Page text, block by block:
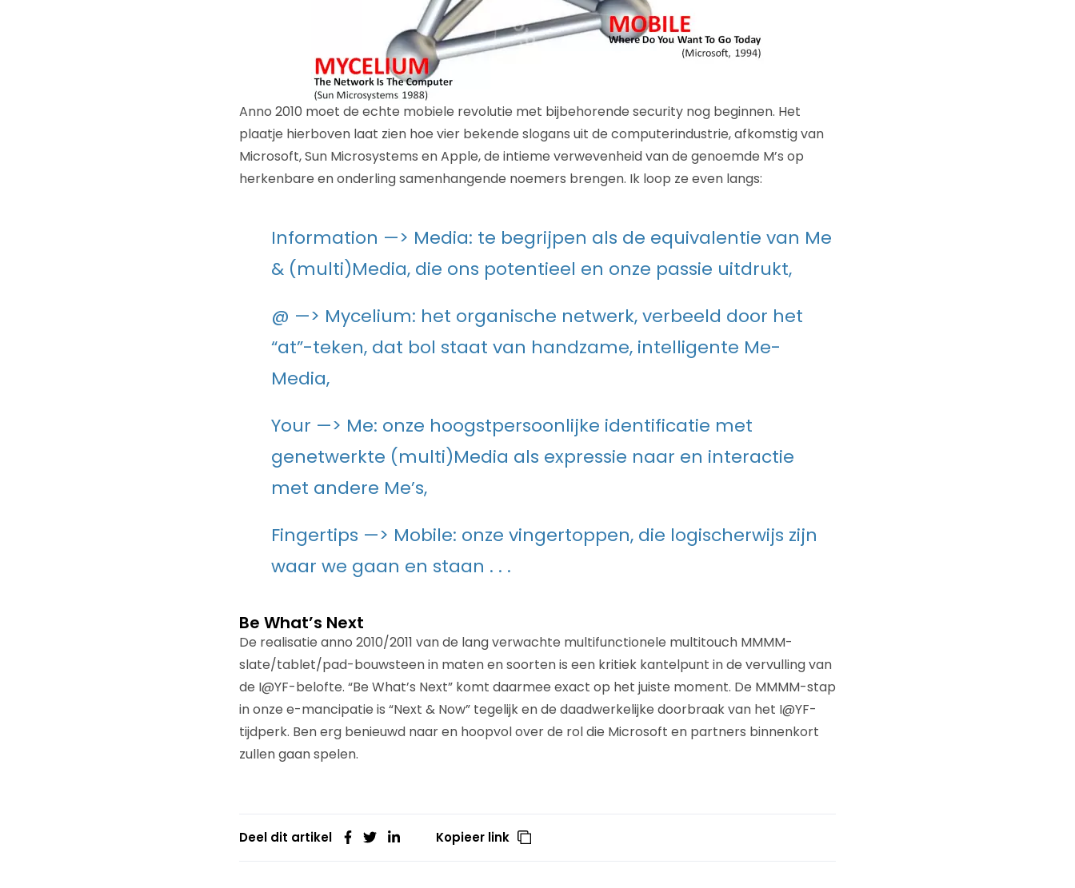
Anno 2010 moet de echte mobiele revolutie met bijbehorende security nog beginnen. Het
plaatje hierboven laat zien hoe vier bekende slogans uit de computerindustrie, afkomstig van
Microsoft, Sun Microsystems en Apple, de intieme verwevenheid van de genoemde M’s op
herkenbare en onderling samenhangende noemers brengen. Ik loop ze even langs:
Information —> Media: te begrijpen als de equivalentie van Me
& (multi)Media, die ons potentieel en onze passie uitdrukt,
@ —> Mycelium: het organische netwerk, verbeeld door het
“at”-teken, dat bol staat van handzame, intelligente Me-
Media,
Your —> Me: onze hoogstpersoonlijke identificatie met
genetwerkte (multi)Media als expressie naar en interactie
met andere Me’s,
Fingertips —> Mobile: onze vingertoppen, die logischerwijs zijn
waar we gaan en staan . . .
Be What’s Next
De realisatie anno 2010/2011 van de lang verwachte multifunctionele multitouch MMMM-
slate/tablet/pad-bouwsteen in maten en soorten is een kritiek kantelpunt in de vervulling van
de I@YF-belofte. “Be What’s Next” komt daarmee exact op het juiste moment. De MMMM-stap
in onze e-mancipatie is “Next & Now” tegelijk en de daadwerkelijke doorbraak van het I@YF-
tijdperk. Ben erg benieuwd naar en hoopvol over de rol die Microsoft en partners binnenkort
zullen gaan spelen.
Deel dit artikel Kopieer link